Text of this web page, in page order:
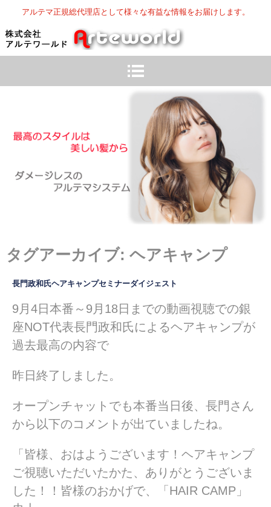
アルテマ正規総代理店として様々な有益な情報をお届けします。
タグアーカイブ: ヘアキャンプ
長門政和氏ヘアキャンプセミナーダイジェスト
9月4日本番～9月18日までの動画視聴での銀
座NOT代表長門政和氏によるヘアキャンプが
過去最高の内容で
昨日終了しました。
オープンチャットでも本番当日後、長門さん
から以下のコメントが出ていましたね。
「皆様、おはようございます！ヘアキャンプ
ご視聴いただいたかた、ありがとうございま
した！！皆様のおかげで、「HAIR CAMP」